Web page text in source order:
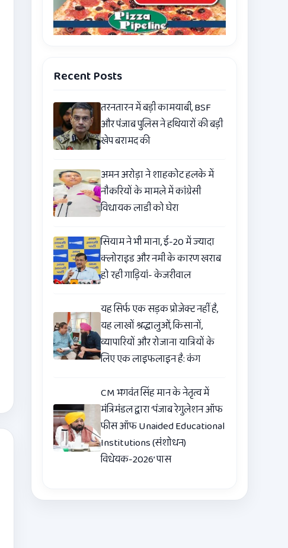
Recent Posts
तरनतारन में बड़ी कामयाबी, BSF
और पंजाब पुलिस ने हथियारों की बड़ी
खेप बरामद की
अमन अरोड़ा ने शाहकोट हलके में
नौकरियों के मामले में कांग्रेसी
विधायक लाडी को घेरा
सियाम ने भी माना, ई-20 में ज्यादा
क्लोराइड और नमी के कारण खराब
हो रही गाड़ियां- केजरीवाल
यह सिर्फ एक सड़क प्रोजेक्ट नहीं है,
यह लाखों श्रद्धालुओं, किसानों,
व्यापारियों और रोजाना यात्रियों के
लिए एक लाइफलाइन है: कंग
CM भगवंत सिंह मान के नेतृत्व में
मंत्रिमंडल द्वारा ‘पंजाब रेगुलेशन ऑफ
फीस ऑफ Unaided Educational
Institutions (संशोधन)
विधेयक-2026’ पास